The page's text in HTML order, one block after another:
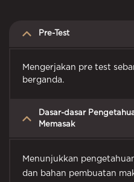
Pre-Test
Mengerjakan pre test
berganda.
Dasar-dasar
Memasak
Menunjukkan
dan bahan pembuatan